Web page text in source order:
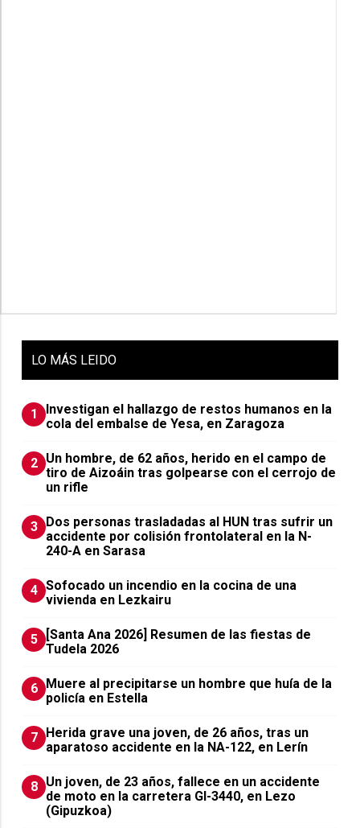
LO MÁS LEIDO
1
Investigan el hallazgo de restos humanos en la
cola del embalse de Yesa, en Zaragoza
2 Un hombre, de 62 años, herido en el campo de
tiro de Aizoáin tras golpearse con el cerrojo de
un rifle
3 ​Dos personas trasladadas al HUN tras sufrir un
accidente por colisión frontolateral en la N-
240-A en Sarasa
4 Sofocado un incendio en la cocina de una
vivienda en Lezkairu
5
[Santa Ana 2026] Resumen de las fiestas de
Tudela 2026
6 Muere al precipitarse un hombre que huía de la
policía en Estella
7 Herida grave una joven, de 26 años, tras un
aparatoso accidente en la NA-122, en Lerín
8 Un joven, de 23 años, fallece en un accidente
de moto en la carretera GI-3440, en Lezo
(Gipuzkoa)